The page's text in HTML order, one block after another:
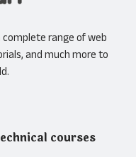
range of web
and much more to
courses